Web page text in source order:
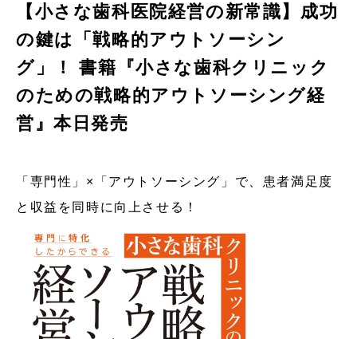
【小さな歯科医院経営の新常識】成功
の鍵は「戦略的アウトソーシン
グ」！ 書籍『小さな歯科クリニック
のための戦略的アウトソーシング経
営』本日発売
「専門性」×「アウトソーシング」で、患者満足度
と収益を同時に向上させる！